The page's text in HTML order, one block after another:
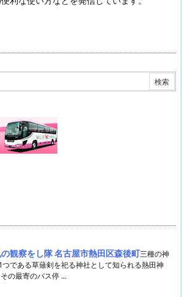
観察をし隊 名古屋市熱田区森後町三種の神
つである草薙剣を祀る神社として知られる熱田神
の最寄のバス停 ...